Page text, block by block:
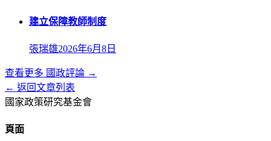
建立保障教師制度
張瑞雄2026年6月8日
查看更多 國政評論 →
← 返回文章列表
國家政策研究基金會
頁面